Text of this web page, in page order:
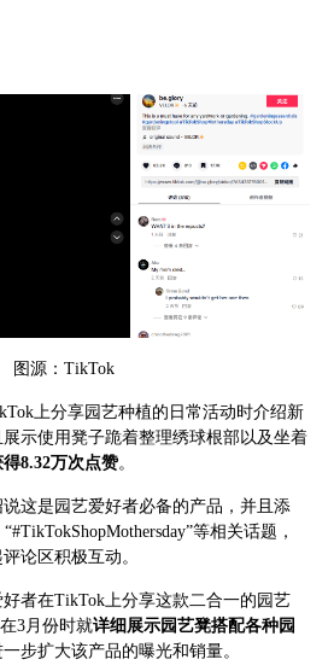
图源： TikTok
上分享园艺种植的日常活动时介绍新
示使用凳子跪着整理绣球根部以及坐着
得8.32万次点赞。
这是园艺爱好者必备的产品，并且添
“#TikTokShopMothersday”等相关话题，
论区积极互动。
者在TikTok上分享这款二合一的园艺
在3月份时就详细展示园艺凳搭配各种园
一步扩大该产品的曝光和销量。